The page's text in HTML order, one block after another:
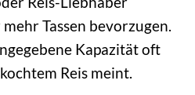
Tassen bevorzugen.
Kapazität oft
Reis meint.